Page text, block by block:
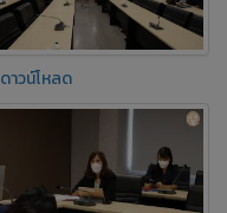
ดาวน์โหลด